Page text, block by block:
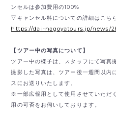
ンセルは参加費用の100%
▽キャンセル料についての詳細はこち
https://dai-nagoyatours.jp/news/
【ツアー中の写真について】
ツアー中の様子は、スタッフにて写真
撮影した写真は、ツアー後一週間以内
スにお送りいたします。
※一部広報用として使用させていただ
用の可否をお伺いしております。